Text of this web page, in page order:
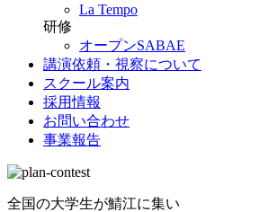
La Tempo
研修
オープンSABAE
講演依頼・視察について
スクール案内
採用情報
お問い合わせ
事業報告
全国の大学生が鯖江に集い